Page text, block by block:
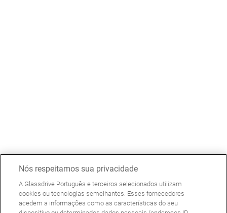
Nós respeitamos sua privacidade
A Glassdrive Português e terceiros selecionados utilizam
cookies ou tecnologias semelhantes. Esses fornecedores
acedem a informações como as características do seu